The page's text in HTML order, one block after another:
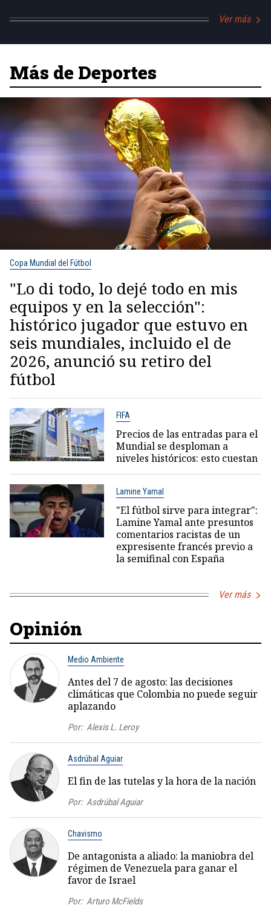
Ver más
Más de Deportes
Copa Mundial del Fútbol
"Lo di todo, lo dejé todo en mis
equipos y en la selección":
histórico jugador que estuvo en
seis mundiales, incluido el de
2026, anunció su retiro del
fútbol
FIFA
Precios de las entradas para el
Mundial se desploman a
niveles históricos: esto cuestan
Lamine Yamal
"El fútbol sirve para integrar":
Lamine Yamal ante presuntos
comentarios racistas de un
expresisente francés previo a
la semifinal con España
Ver más
Opinión
Medio Ambiente
Antes del 7 de agosto: las decisiones
climáticas que Colombia no puede seguir
aplazando
Por: Alexis L. Leroy
Asdrúbal Aguiar
El fin de las tutelas y la hora de la nación
Por: Asdrúbal Aguiar
Chavismo
De antagonista a aliado: la maniobra del
régimen de Venezuela para ganar el
favor de Israel
Por: Arturo McFields